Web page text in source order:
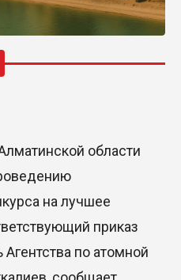
области
на лучшее
приказ
по атомной